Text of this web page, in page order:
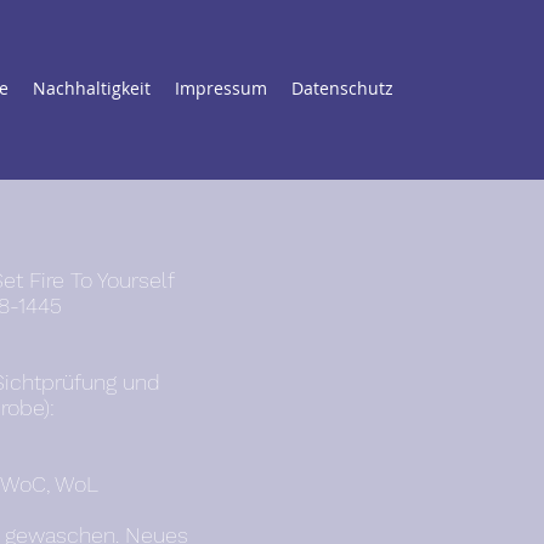
Nachhaltigkeit Impressum Datenschutz
Fire To Yourself
1445
und
WoL
Neues